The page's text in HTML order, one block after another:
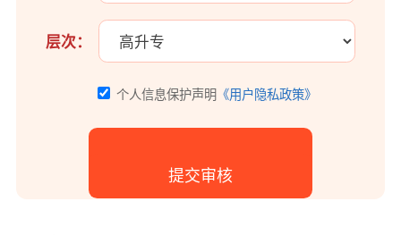
层次：
个人信息保护声明 《用户隐私政策》